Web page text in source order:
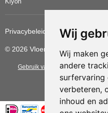
Wij
Wij maken
andere
verbeteren,
inhoud en
Privacybeleid Cookiebeleid
© 2026 Vloerbedekkingvoordelig
Gebruik van deze site betekent